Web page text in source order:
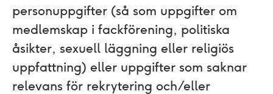
personuppgifter (så som uppgifter om
medlemskap i fackförening, politiska
åsikter, sexuell läggning eller religiös
uppfattning) eller uppgifter som saknar
relevans för rekrytering och/eller